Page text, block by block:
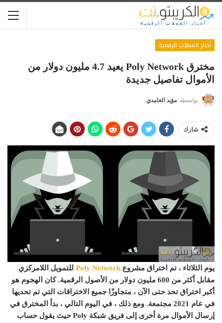
أخبار العملات الرقمية
مخترق Poly Network يعيد 4.7 مليون دولار من
الأموال تفاصيل جديدة
بواسطة مؤيد الغامدي
شارك
يوم الثلاثاء ، تم اختراق مشروعPoly Network للتمويل اللامركزي
مقابل أكثر من 600 مليون دولار من الأصول الرقمية. كان الهجوم هو
أكبر اختراق تحد حتى الآن ، متجاوزًا جميع الاختراقات التي تم تحديها
في عام 2021 مجتمعة. ومع ذلك ، في اليوم التالي ، بدأ المخترق في
إرسال الأموال مرة أخرى إلى فريق شبكة Poly حيث يقول حساب